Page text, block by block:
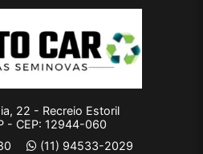
22 - Recreio Estoril
- CEP: 12944-060
(11) 94533-2029